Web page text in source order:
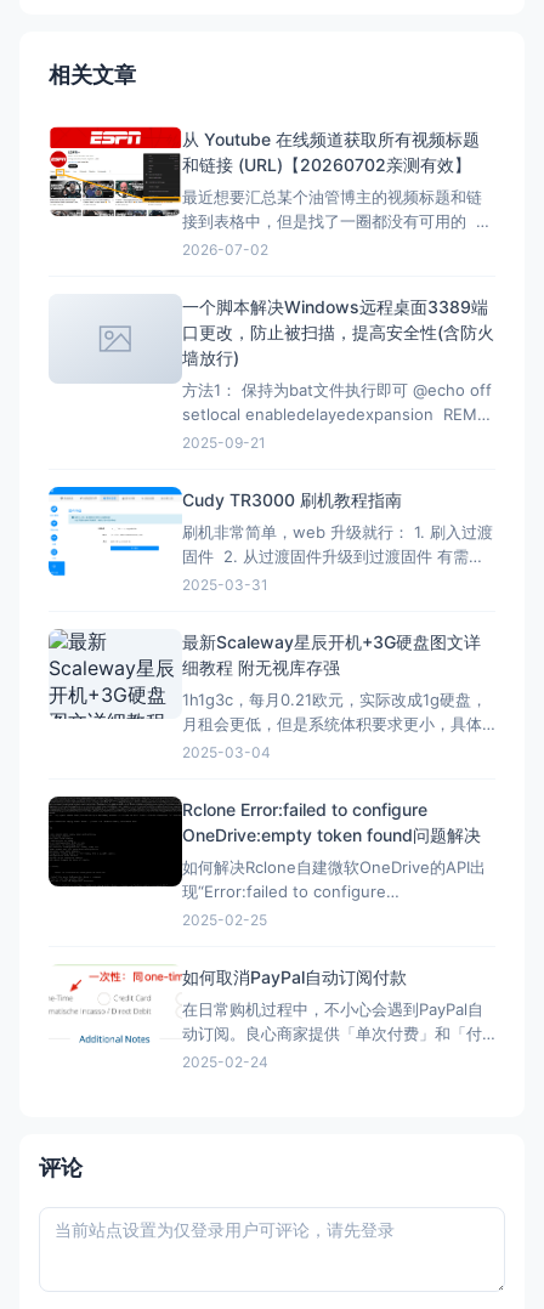
相关文章
从 Youtube 在线频道获取所有视频标题
和链接 (URL)【20260702亲测有效】
最近想要汇总某个油管博主的视频标题和链
接到表格中，但是找了一圈都没有可用的 但
是在下面的文章找到了，但是已失效，所以
的代码都有时效性，使用时注意甄别，当前
测试有效时间为2026-07-02 12：07
2026-07-02
一个脚本解决Windows远程桌面3389端
口更改，防止被扫描，提高安全性(含防火
墙放行)
方法1： 保持为bat文件执行即可 @echo off
setlocal enabledelayedexpansion REM
Verify administrator privileges net
2025-09-21
Cudy TR3000 刷机教程指南
刷机非常简单，web 升级就行： 1. 刷入过渡
固件 2. 从过渡固件升级到过渡固件 有需要
刷回原厂固件的记得先备份 FIP 分区！ FIP
filogic-cudy_tr3000-v1-squas
2025-03-31
最新Scaleway星辰开机+3G硬盘图文详
细教程 附无视库存强
1h1g3c，每月0.21欧元，实际改成1g硬盘，
月租会更低，但是系统体积要求更小，具体
自己测试，方法一样。 星辰Scaleway官网：
先注册一个星辰账号 这里的地址可以
2025-03-04
Rclone Error:failed to configure
OneDrive:empty token found问题解决
如何解决Rclone自建微软OneDrive的API出
现“Error:failed to configure
OneDrive:empty token found”错误？ 在
2025-02-25
如何取消PayPal自动订阅付款
在日常购机过程中，不小心会遇到PayPal自
动订阅。良心商家提供「单次付费」和「付
费订阅」两类选项。但现在良心商家日渐变
2025-02-24
评论